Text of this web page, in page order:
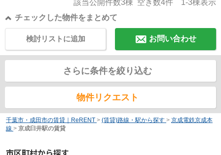
該当公開件数3棟 空き数4件 1-3棟表示
チェックした物件をまとめて
お問い合わせ
検討リストに追加
さらに条件を絞り込む
物件リクエスト
千葉市・成田市の賃貸｜ReRENT > (賃貸)路線・駅から探す > 京成電鉄京成本
線 > 京成臼井駅の賃貸
市区町村から探す